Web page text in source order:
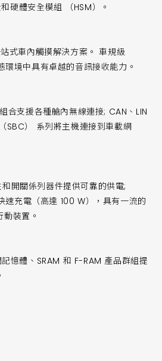
硬體安全模組 （HSM）。
式車內觸摸解決方案。 車規級
環境中具有卓越的音訊接收能力。
合支援各種艙內無線連接; CAN、LIN
SBC） 系列將主機連接到車載網
開關係列器件提供可靠的供電;
速充電（高達 100 W），具有一流的
裝置。
憶體、SRAM 和 F-RAM 產品群組提